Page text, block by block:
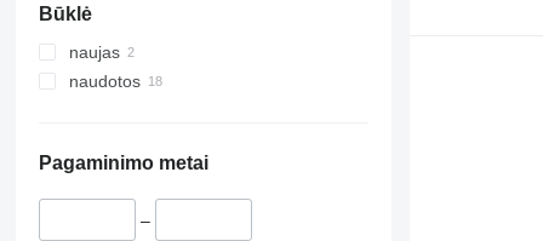
Būklė
naujas
naudotos
Pagaminimo metai
–